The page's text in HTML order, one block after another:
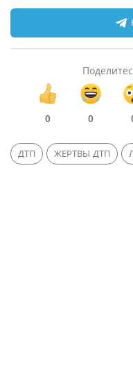
0 0
ДТП ЖЕРТВЫ ДТП